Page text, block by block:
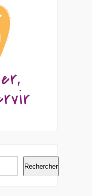
Rechercher